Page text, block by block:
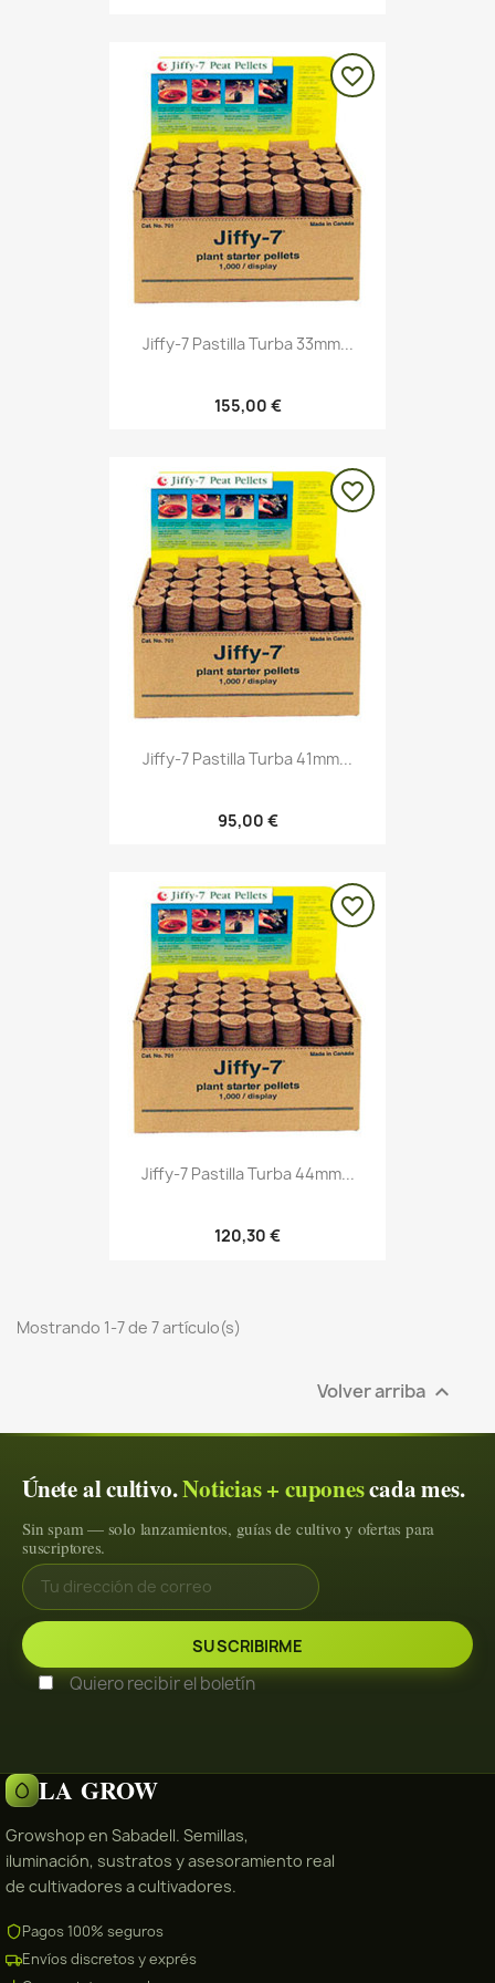
Jiffy-7 Pastilla Turba 33mm...
155,00 €
favorite_border
Jiffy-7 Pastilla Turba 41mm...
95,00 €
favorite_border
Jiffy-7 Pastilla Turba 44mm...
120,30 €
favorite_border
Mostrando 1-7 de 7 artículo(s)
Volver arriba 
Únete al cultivo.Noticias + cuponescada mes.
Sin spam — solo lanzamientos, guías de cultivo y ofertas para
suscriptores.
Quiero recibir el boletín
LA GROW
Growshop en Sabadell. Semillas,
iluminación, sustratos y asesoramiento real
de cultivadores a cultivadores.
Pagos 100% seguros
Envíos discretos y exprés